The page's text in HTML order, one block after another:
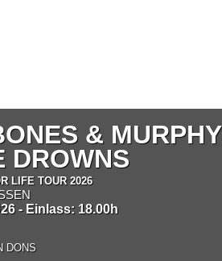
&
DROWNS
LIFE TOUR 2026
- Einlass: 18.00h
DONS